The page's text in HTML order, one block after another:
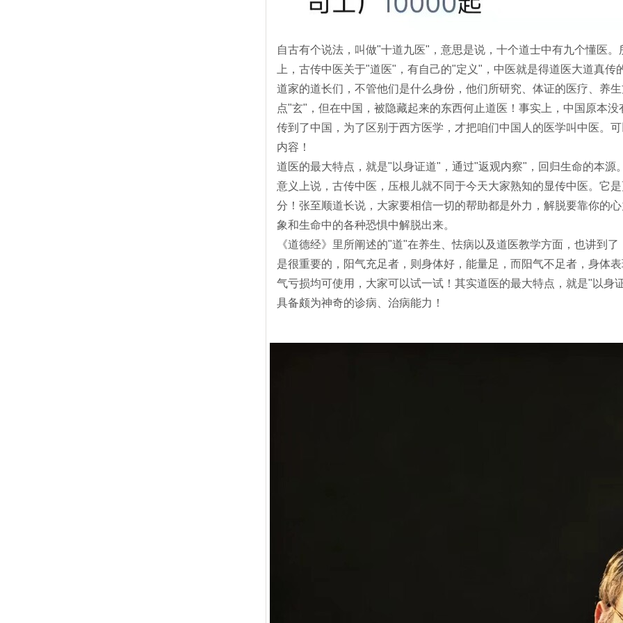
自古有个说法，叫做"十道九医"，意思是说，十个道士中有九个懂医
上，古传中医关于"道医"，有自己的"定义"，中医就是得道医大道真传
道家的道长们，不管他们是什么身份，他们所研究、体证的医疗、养
点"玄"，但在中国，被隐藏起来的东西何止道医！事实上，中国原本
传到了中国，为了区别于西方医学，才把咱们中国人的医学叫中医。
内容！
道医的最大特点，就是"以身证道"，通过"返观内察"，回归生命的本
意义上说，古传中医，压根儿就不同于今天大家熟知的显传中医。它
分！张至顺道长说，大家要相信一切的帮助都是外力，解脱要靠你的
象和生命中的各种恐惧中解脱出来。
《道德经》里所阐述的"道"在养生、怯病以及道医教学方面，也讲到
是很重要的，阳气充足者，则身体好，能量足，而阳气不足者，身体
气亏损均可使用，大家可以试一试！其实道医的最大特点，就是"以
具备颇为神奇的诊病、治病能力！